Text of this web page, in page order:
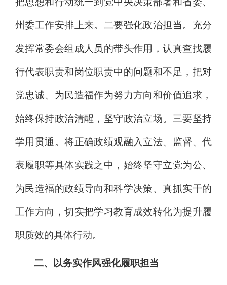
州委工作安排上来。 二要强化政治担当。 充分
发挥常委会组成人员的带头作用，认真查找履
行代表职责和岗位职责中的问题和不足，把对
党忠诚、为民造福作为努力方向和价值追求，
始终保持政治清醒，坚守政治立场。 三要坚持
学用贯通。将正确政绩观融入立法、监督、代
表履职等具体实践之中，始终坚守立党为公、
为民造福的政绩导向和科学决策、真抓实干的
工作方向，切实把学习教育成效转化为提升履
职质效的具体行动。
二、以务实作风强化履职担当